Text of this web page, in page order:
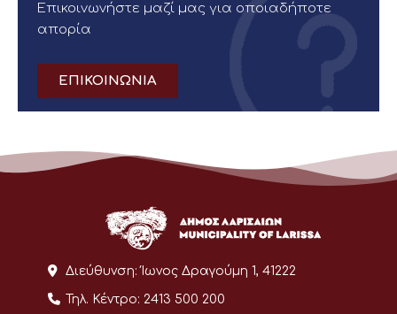
Επικοινωνήστε μαζί μας για οποιαδήποτε
απορία
ΕΠΙΚΟΙΝΩΝΙΑ
Διεύθυνση: Ίωνος Δραγούμη 1, 41222
Τηλ. Κέντρο: 2413 500 200